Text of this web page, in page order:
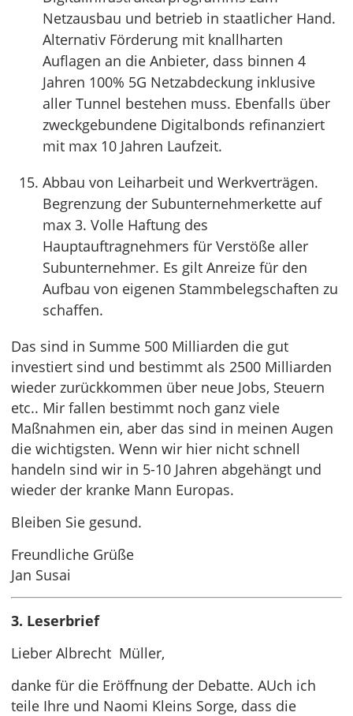
Netzausbau und betrieb in staatlicher Hand.
Alternativ Förderung mit knallharten
Auflagen an die Anbieter, dass binnen 4
Jahren 100% 5G Netzabdeckung inklusive
aller Tunnel bestehen muss. Ebenfalls über
zweckgebundene Digitalbonds refinanziert
mit max 10 Jahren Laufzeit.
Abbau von Leiharbeit und Werkverträgen.
Begrenzung der Subunternehmerkette auf
max 3. Volle Haftung des
Hauptauftragnehmers für Verstöße aller
Subunternehmer. Es gilt Anreize für den
Aufbau von eigenen Stammbelegschaften zu
schaffen.
Das sind in Summe 500 Milliarden die gut
investiert sind und bestimmt als 2500 Milliarden
wieder zurückkommen über neue Jobs, Steuern
etc.. Mir fallen bestimmt noch ganz viele
Maßnahmen ein, aber das sind in meinen Augen
die wichtigsten. Wenn wir hier nicht schnell
handeln sind wir in 5-10 Jahren abgehängt und
wieder der kranke Mann Europas.
Bleiben Sie gesund.
Freundliche Grüße
Jan Susai
3. Leserbrief
Lieber Albrecht Müller,
danke für die Eröffnung der Debatte. AUch ich
teile Ihre und Naomi Kleins Sorge, dass die